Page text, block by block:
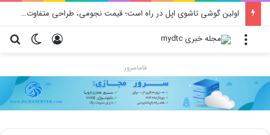
اولین گوشی تاشوی اپل در راه است؛ قیمت نجومی، طراحی متفاوت و زمان رونمایی احتمالی
تغییر ورود منو
فاماسرور